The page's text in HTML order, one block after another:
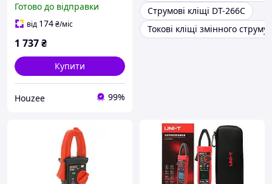
600 В вимірювання
струму витоку
Готово до відправки
від 174₴/міс
1 737₴
Купити
Houzee 99%
Струмові кліщі DT-266C
Токові кліщі змінного струму